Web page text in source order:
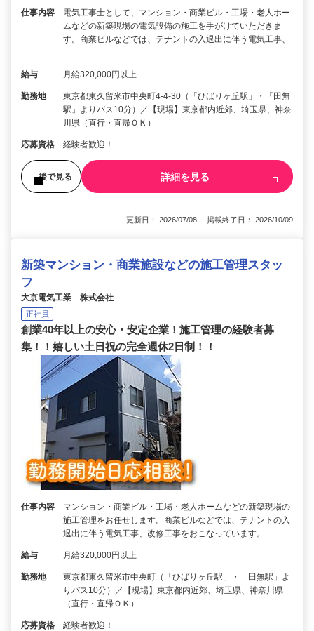
仕事内容
電気工事士として、マンション・商業ビル・工場・老人ホー
ムなどの新築現場の電気設備の施工を手がけていただきま
す。商業ビルなどでは、テナントの入退出に伴う電気工事、
…
給与 月給320,000円以上
勤務地
東京都東久留米市中央町4-4-30（「ひばりヶ丘駅」・「田無
駅」よりバス10分）／【現場】東京都内近郊、埼玉県、神奈
川県（直行・直帰ＯＫ）
応募資格 経験者歓迎！
後で見る 詳細を見る
更新日： 2026/07/08 掲載終了日： 2026/10/09
新築マンション・商業施設などの施工管理スタッ
フ
大京電気工業 株式会社
正社員
創業40年以上の安心・安定企業！施工管理の経験者募
集！！嬉しい土日祝の完全週休2日制！！
仕事内容
マンション・商業ビル・工場・老人ホームなどの新築現場の
施工管理をお任せします。商業ビルなどでは、テナントの入
退出に伴う電気工事、改修工事をおこなっています。 …
給与 月給320,000円以上
勤務地
東京都東久留米市中央町（「ひばりヶ丘駅」・「田無駅」よ
りバス10分）／【現場】東京都内近郊、埼玉県、神奈川県
（直行・直帰ＯＫ）
応募資格 経験者歓迎！